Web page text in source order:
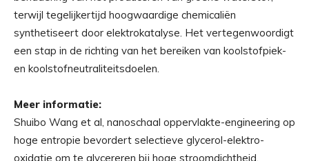
terwijl tegelijkertijd hoogwaardige chemicaliën
synthetiseert door elektrokatalyse. Het vertegenwoordigt
een stap in de richting van het bereiken van koolstofpiek-
en koolstofneutraliteitsdoelen.
Meer informatie:
Shuibo Wang et al, nanoschaal oppervlakte-engineering op
hoge entropie bevordert selectieve glycerol-elektro-
oxidatie om te glycereren bij hoge stroomdichtheid,